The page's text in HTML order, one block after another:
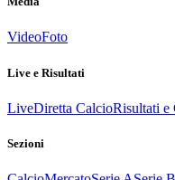
VideoFoto
Live e Risultati
LiveDiretta CalcioRisultati e
Sezioni